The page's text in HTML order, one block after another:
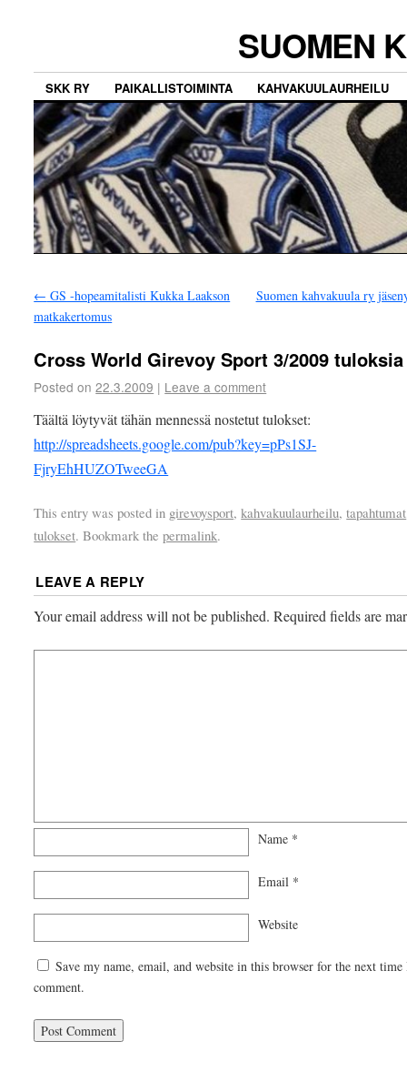
SUOMEN
SKK RY PAIKALLISTOIMINTA KAHVAKUULAURHEILU
← GS -hopeamitalisti Kukka Laakson
matkakertomus
Suomen kahvakuula ry
Cross World Girevoy Sport 3/2009 tuloksia
Posted on 22.3.2009 | Leave a comment
Täältä löytyvät tähän mennessä nostetut tulokset:
http://spreadsheets.google.com/pub?key=pPs1SJ-
FjryEhHUZOTweeGA
This entry was posted in girevoysport,kahvakuulaurheilu,tapahtumat
tulokset. Bookmark thepermalink.
LEAVE A REPLY
Your email address will not be published. Required fields are
Name *
Email *
Website
Save my name, email, and website in this browser for the next
comment.